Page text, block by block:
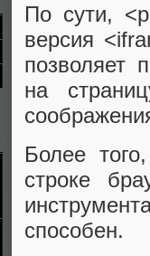
По сути,
версия
позволяет
на
Более
строке
способен.